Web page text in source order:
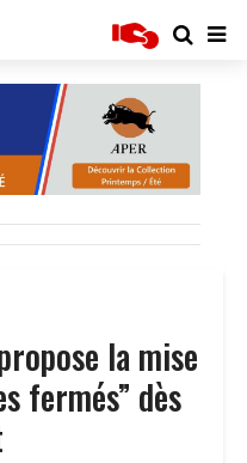
la mise
fermés” dès